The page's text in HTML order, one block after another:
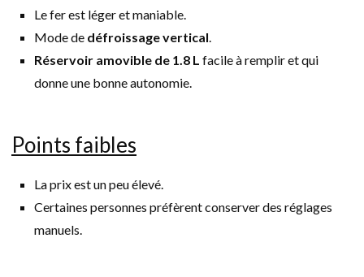
Le fer est léger et maniable.
Mode de défroissage vertical.
Réservoir amovible de 1.8 L facile à remplir et qui
donne une bonne autonomie.
Points faibles
La prix est un peu élevé.
Certaines personnes préfèrent conserver des réglages
manuels.